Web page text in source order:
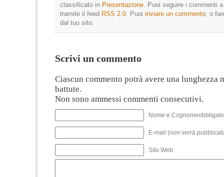
classificato in Presentazione . Puoi seguire i commenti
tramite il feed RSS 2.0 . Puoi inviare un commento , o
dal tuo sito.
Scrivi un commento
Ciascun commento potrà avere una lunghezza
battute.
Non sono ammessi commenti consecutivi.
Nome e
E-mail (non verrà
Sito Web